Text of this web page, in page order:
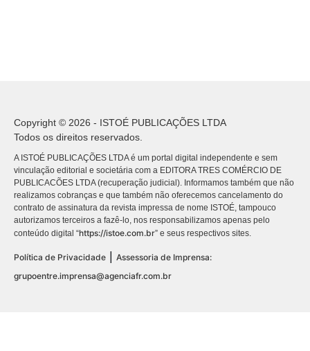
Copyright © 2026 - ISTOÉ PUBLICAÇÕES LTDA
Todos os direitos reservados.
A ISTOÉ PUBLICAÇÕES LTDA é um portal digital independente e sem
vinculação editorial e societária com a EDITORA TRES COMÉRCIO DE
PUBLICACÕES LTDA (recuperação judicial). Informamos também que não
realizamos cobranças e que também não oferecemos cancelamento do
contrato de assinatura da revista impressa de nome ISTOÉ, tampouco
autorizamos terceiros a fazê-lo, nos responsabilizamos apenas pelo
conteúdo digital “https://istoe.com.br” e seus respectivos sites.
Política de Privacidade | Assessoria de Imprensa:
grupoentre.imprensa@agenciafr.com.br